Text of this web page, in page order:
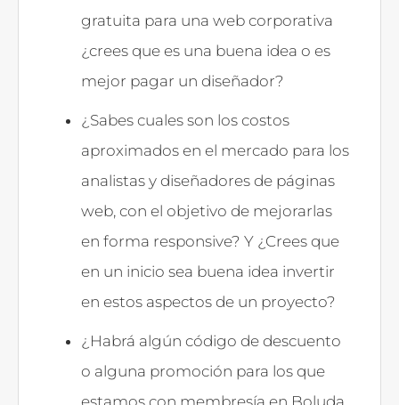
gratuita para una web corporativa
¿crees que es una buena idea o es
mejor pagar un diseñador?
¿Sabes cuales son los costos
aproximados en el mercado para los
analistas y diseñadores de páginas
web, con el objetivo de mejorarlas
en forma responsive? Y ¿Crees que
en un inicio sea buena idea invertir
en estos aspectos de un proyecto?
¿Habrá algún código de descuento
o alguna promoción para los que
estamos con membresía en Boluda,